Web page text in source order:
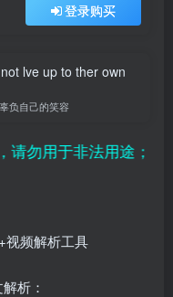
登录购买
lve up to ther own
负自己的笑容
于非法用途；用户
视频解析工具
析：